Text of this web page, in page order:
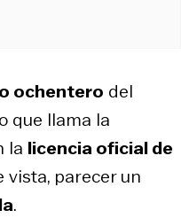
ochentero del
que llama la
la licencia oficial de
vista, parecer un
.